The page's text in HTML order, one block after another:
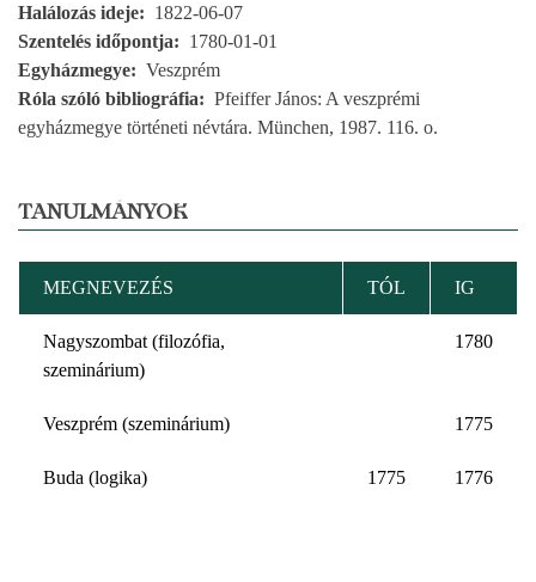
Halálozás ideje
1822-06-07
Szentelés időpontja
1780-01-01
Egyházmegye
Veszprém
Róla szóló bibliográfia
Pfeiffer János: A veszprémi
egyházmegye történeti névtára. München, 1987. 116. o.
TANULMÁNYOK
MEGNEVEZÉS TÓL IG
Nagyszombat (filozófia,
szeminárium)
1780
Veszprém (szeminárium) 1775
Buda (logika) 1775 1776